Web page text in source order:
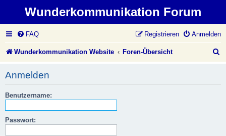
Wunderkommunikation Forum
FAQ Anmelden
Registrieren
Wunderkommunikation Website Foren-Übersicht
Anmelden
Benutzername:
Passwort: